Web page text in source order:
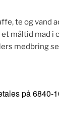
te og vand
måltid mad i
medbring
på 6840-